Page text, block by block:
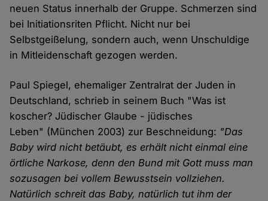
neuen Status innerhalb der Gruppe. Schmerzen sind
bei Initiationsriten Pflicht. Nicht nur bei
Selbstgeißelung, sondern auch, wenn Unschuldige
in Mitleidenschaft gezogen werden.
Paul Spiegel, ehemaliger Zentralrat der Juden in
Deutschland, schrieb in seinem Buch "Was ist
koscher? Jüdischer Glaube - jüdisches
Leben" (München 2003) zur Beschneidung: "Das
Baby wird nicht betäubt, es erhält nicht einmal eine
örtliche Narkose, denn den Bund mit Gott muss man
sozusagen bei vollem Bewusstsein vollziehen.
Natürlich schreit das Baby, natürlich tut ihm der